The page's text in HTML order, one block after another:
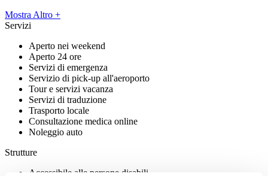
Mostra Altro +
Servizi
Aperto nei weekend
Aperto 24 ore
Servizi di emergenza
Servizio di pick-up all'aeroporto
Tour e servizi vacanza
Servizi di traduzione
Trasporto locale
Consultazione medica online
Noleggio auto
Strutture
Accessibile alle persone disabili